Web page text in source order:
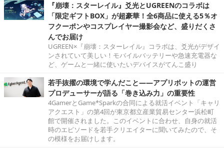
『崩壊：スターレイル』爻光とUGREENのコラボは
「限定ギフトBOX」が超豪華！全6商品に使える5％オ
フクーポンやコスプレイヤー撮影会など、盛りだくさ
んでお届け
UGREEN×『崩壊：スターレイル』コラボは、爻光がデザイ
ンされていて美しい！モバイルバッテリーや急速充電器な
ど、ゲームと一緒に使いたいデバイスがてんこ盛り
若手抜擢の環境で学んだこと――アプリボットの運営
プロデューサーが語る「巻き込み力」の重要性
4GamerとGame*Sparkの合同による就活イベント「キャリ
アクエスト」の第4回が東京都立産業貿易センター浜松町
館で開催されました。このイベントに合わせ、自身の就活
時のエピソードを若手クリエイターに聞いてみたので、そ
の模様をお届けします。